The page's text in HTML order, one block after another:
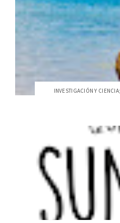
INVESTIGACIÓN Y